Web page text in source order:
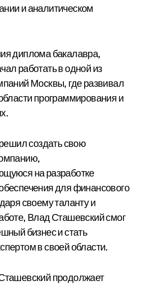
и аналитическом
диплома бакалавра,
работать в одной из
Москвы, где развивал
программирования и
создать свою
на разработке
для финансового
своему таланту и
Влад Сташевский смог
бизнес и стать
в своей области.
продолжает